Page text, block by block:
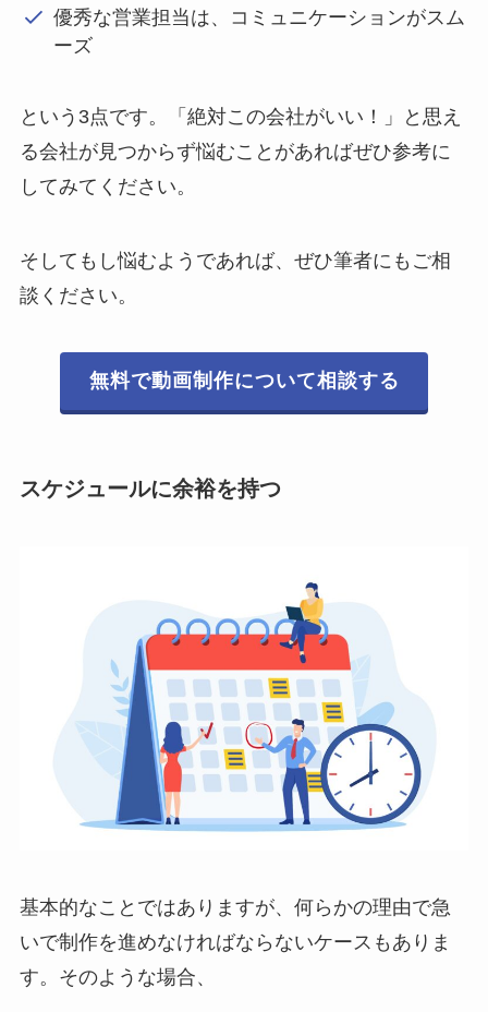
優秀な営業担当は、コミュニケーションがスム
ーズ
という3点です。「絶対この会社がいい！」と思え
る会社が見つからず悩むことがあればぜひ参考に
してみてください。
そしてもし悩むようであれば、ぜひ筆者にもご相
談ください。
無料で動画制作について相談する
スケジュールに余裕を持つ
基本的なことではありますが、何らかの理由で急
いで制作を進めなければならないケースもありま
す。そのような場合、